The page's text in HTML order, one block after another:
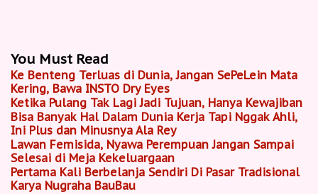
You Must Read
Ke Benteng Terluas di Dunia, Jangan SePeLein Mata
Kering, Bawa INSTO Dry Eyes
Ketika Pulang Tak Lagi Jadi Tujuan, Hanya Kewajiban
Bisa Banyak Hal Dalam Dunia Kerja Tapi Nggak Ahli,
Ini Plus dan Minusnya Ala Rey
Lawan Femisida, Nyawa Perempuan Jangan Sampai
Selesai di Meja Kekeluargaan
Pertama Kali Berbelanja Sendiri Di Pasar Tradisional
Karya Nugraha BauBau